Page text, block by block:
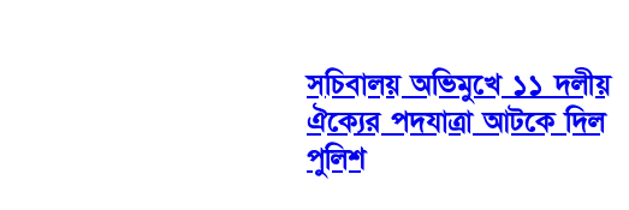
সচিবালয় অভিমুখে ১১ দলীয়
ঐক্যের পদযাত্রা আটকে দিল
পুলিশ